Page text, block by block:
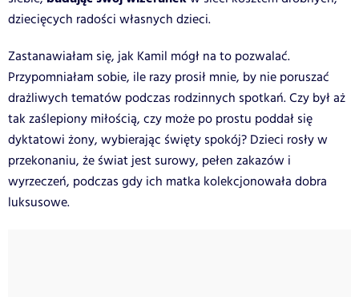
dziecięcych radości własnych dzieci.
Zastanawiałam się, jak Kamil mógł na to pozwalać.
Przypomniałam sobie, ile razy prosił mnie, by nie poruszać
drażliwych tematów podczas rodzinnych spotkań. Czy był aż
tak zaślepiony miłością, czy może po prostu poddał się
dyktatowi żony, wybierając święty spokój? Dzieci rosły w
przekonaniu, że świat jest surowy, pełen zakazów i
wyrzeczeń, podczas gdy ich matka kolekcjonowała dobra
luksusowe.